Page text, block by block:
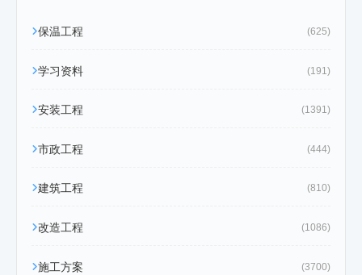
保温工程 (625)
学习资料 (191)
安装工程 (1391)
市政工程 (444)
建筑工程 (810)
改造工程 (1086)
施工方案 (3700)